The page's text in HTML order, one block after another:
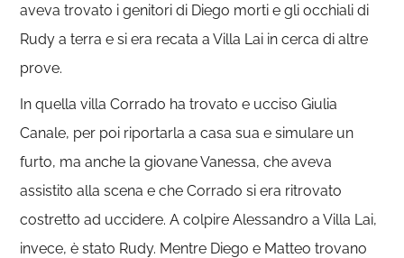
aveva trovato i genitori di Diego morti e gli occhiali di
Rudy a terra e si era recata a Villa Lai in cerca di altre
prove.
In quella villa Corrado ha trovato e ucciso Giulia
Canale, per poi riportarla a casa sua e simulare un
furto, ma anche la giovane Vanessa, che aveva
assistito alla scena e che Corrado si era ritrovato
costretto ad uccidere. A colpire Alessandro a Villa Lai,
invece, è stato Rudy. Mentre Diego e Matteo trovano